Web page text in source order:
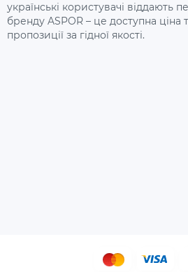
українські користувачі віддають
бренду ASPOR – це доступна ціна
пропозиції за гідної якості.